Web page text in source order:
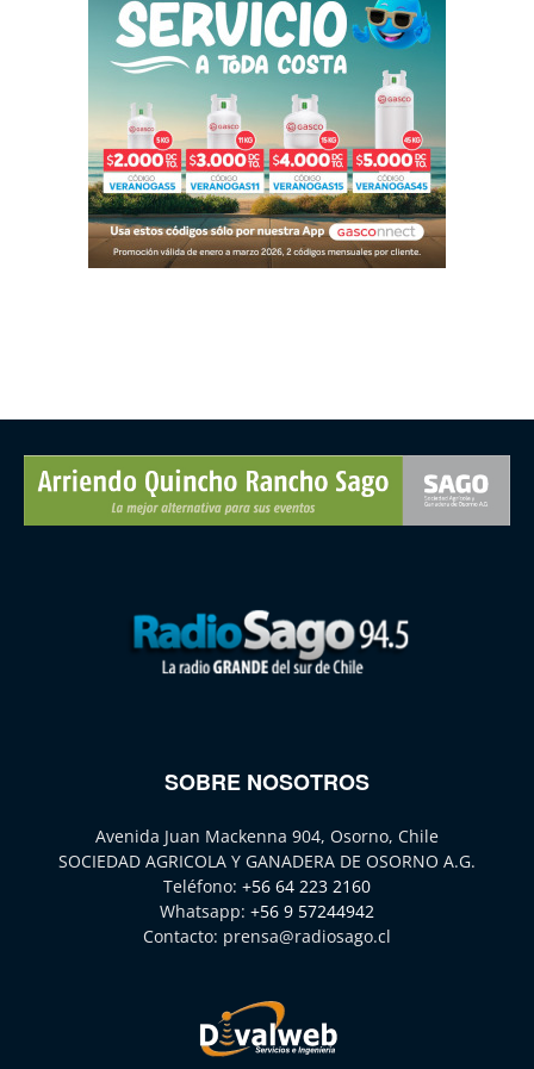
SOBRE NOSOTROS
Avenida Juan Mackenna 904, Osorno, Chile
SOCIEDAD AGRICOLA Y GANADERA DE OSORNO A.G.
Teléfono: +56 64 223 2160
Whatsapp: +56 9 57244942
Contacto: prensa@radiosago.cl